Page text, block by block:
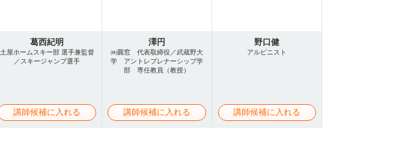
葛西紀明
土屋ホームスキー部 選手兼監督
／スキージャンプ選手
講師候補に入れる
澤円
㈱圓窓 代表取締役／武蔵野大
学 アントレプレナーシップ学
部 専任教員（教授）
講師候補に入れる
野口健
アルピニスト
講師候補に入れる